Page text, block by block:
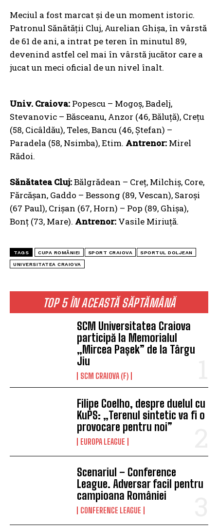
TOP 5 ÎN ACEASTĂ SĂPTĂMÂNĂ
SCM Universitatea Craiova
participă la Memorialul
„Mircea Pașek” de la Târgu
Jiu
SCM CRAIOVA (F)
Filipe Coelho, despre duelul cu
KuPS: „Terenul sintetic va fi o
provocare pentru noi”
EUROPA LEAGUE
Scenariul – Conference
League. Adversar facil pentru
campioana României
CONFERENCE LEAGUE
Meciul a fost marcat și de un moment istoric.
Patronul Sănătății Cluj, Aurelian Ghișa, în vârstă
de 61 de ani, a intrat pe teren în minutul 89,
devenind astfel cel mai în vârstă jucător care a
jucat un meci oficial de un nivel înalt.
Univ. Craiova: Popescu – Mogoș, Badelj,
Stevanovic – Băsceanu, Anzor (46, Băluță), Crețu
(58, Cicâldău), Teles, Bancu (46, Ștefan) –
Paradela (58, Nsimba), Etim. Antrenor: Mirel
Rădoi.
Sănătatea Cluj:Bălgrădean – Creț, Milchiș, Core,
Fărcășan, Gaddo – Bessong (89, Vescan), Saroși
(67 Paul), Crișan (67, Horn) – Pop (89, Ghișa),
Bonț (73, Mare). Antrenor: Vasile Miriuță.
TAGS CUPA ROMÂNIEI SPORT CRAIOVA SPORTUL DOLJEAN
UNIVERSITATEA CRAIOVA